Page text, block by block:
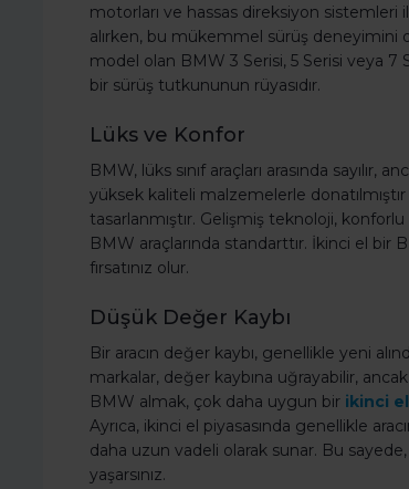
motorları ve hassas direksiyon
alırken, bu mükemmel sürüş
model olan BMW 3 Serisi, 5 Serisi veya
bir sürüş tutkununun rüyasıdır.
Lüks ve Konfor
BMW, lüks sınıf araçları arasında sayılır,
yüksek kaliteli malzemelerle
tasarlanmıştır. Gelişmiş teknoloji,
BMW araçlarında standarttır. İkinci el
fırsatınız olur.
Düşük Değer Kaybı
Bir aracın değer kaybı, genellikle yeni
markalar, değer kaybına uğrayabilir,
BMW almak, çok daha uygun bir ikinci
Ayrıca, ikinci el piyasasında genellikle
daha uzun vadeli olarak sunar. Bu
yaşarsınız.